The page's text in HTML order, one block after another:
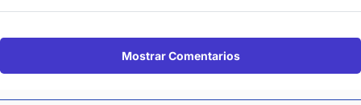
Mostrar Comentarios